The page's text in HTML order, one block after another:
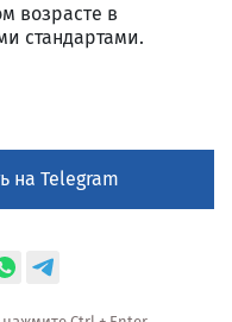
возрасте в
стандартами.
на Telegram